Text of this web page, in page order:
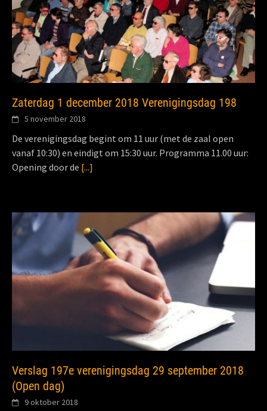
Zaterdag 1 december 2018 Verenigingsdag 198
5 november 2018
De verenigingsdag begint om 11 uur (met de zaal open
vanaf 10:30) en eindigt om 15:30 uur. Programma 11.00 uur:
Opening door de [...]
Verslag 197e verenigingsdag 29 september 2018
(Open dag)
9 oktober 2018